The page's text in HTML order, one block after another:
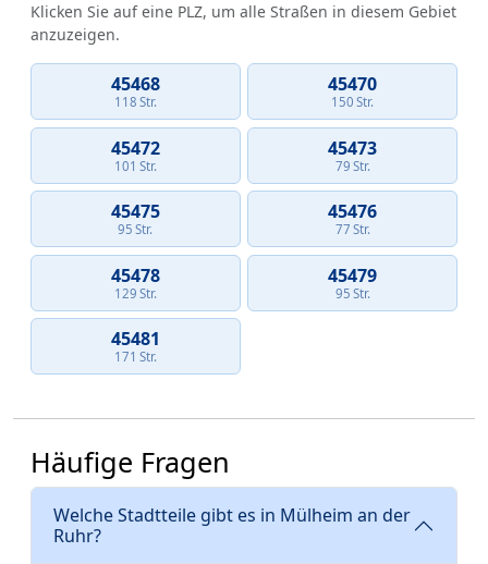
Klicken Sie auf eine PLZ, um alle Straßen in diesem Gebiet
anzuzeigen.
45468
118 Str.
45470
150 Str.
45472
101 Str.
45473
79 Str.
45475
95 Str.
45476
77 Str.
45478
129 Str.
45479
95 Str.
45481
171 Str.
Häufige Fragen
Welche Stadtteile gibt es in Mülheim an der
Ruhr?